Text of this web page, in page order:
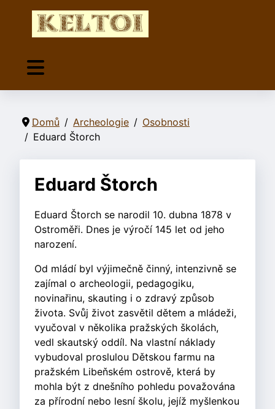
Domů Archeologie
Osobnosti
Eduard Štorch
Eduard Štorch
Eduard Štorch se narodil 10. dubna 1878 v
Ostroměři. Dnes je výročí 145 let od jeho
narození.
Od mládí byl výjimečně činný, intenzivně se
zajímal o archeologii, pedagogiku,
novinařinu, skauting i o zdravý způsob
života. Svůj život zasvětil dětem a mládeži,
vyučoval v několika pražských školách,
vedl skautský oddíl. Na vlastní náklady
vybudoval proslulou Dětskou farmu na
pražském Libeňském ostrově, která by
mohla být z dnešního pohledu považována
za přírodní nebo lesní školu, jejíž myšlenkou